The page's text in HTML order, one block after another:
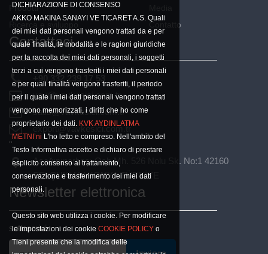
E-Bollettino
account_circle
Prodotti
Contatto
Contattaci
+90 332 239 17 53
vav@vavkesici.com.tr
satis@vavkesici.com.tr
export@vavkesici.com.tr
"
Aşağıpınarbaşı Osb Mh. 526 Nolu Sk. No:1 42160
SELÇUKLU / KONYA TÜRKİYE
Newsletter elettronica
sottoscrivi
DICHIARAZIONE DI CONSENSO
AKKO MAKINA SANAYI VE TICARET A.S. Quali
dei miei dati personali vengono trattati da e per
quale finalità, le modalità e le ragioni giuridiche
per la raccolta dei miei dati personali, i soggetti
terzi a cui vengono trasferiti i miei dati personali
e per quali finalità vengono trasferiti, il periodo
per il quale i miei dati personali vengono trattati
vengono memorizzati, i diritti che ho come
proprietario dei dati. KVK AYDINLATMA
METNI’ni L'ho letto e compreso. Nell'ambito del
Testo Informativa accetto e dichiaro di prestare
esplicito consenso al trattamento,
conservazione e trasferimento dei miei dati
personali.
Questo sito web utilizza i cookie. Per modificare
le impostazioni dei cookie COOKIE POLICY o
Tieni presente che la modifica delle